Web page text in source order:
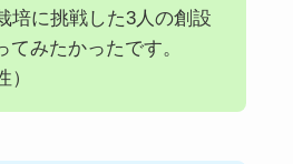
培に挑戦した3人の創設
みたかったです。
）